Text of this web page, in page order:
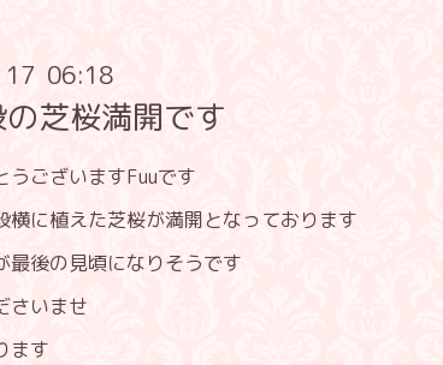
17 06:18
芝桜満開です
うございますFuuです
横に植えた芝桜が満開となっております
最後の見頃になりそうです
さいませ
ます